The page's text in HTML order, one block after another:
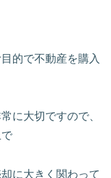
的で不動産を購入
に大切ですので、
に大きく関わって